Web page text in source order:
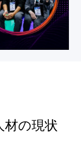
材の現状